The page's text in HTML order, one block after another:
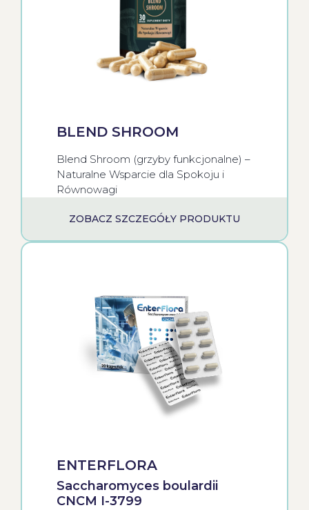
BLEND SHROOM
Blend Shroom (grzyby funkcjonalne) –
Naturalne Wsparcie dla Spokoju i
Równowagi
ZOBACZ SZCZEGÓŁY PRODUKTU
ENTERFLORA
Saccharomyces boulardii
CNCM I-3799